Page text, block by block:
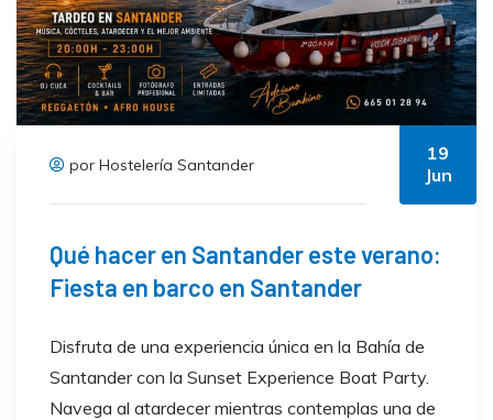
por Hostelería Santander
19
Jun
Qué hacer en Santander este verano:
Fiesta en barco en Santander
Disfruta de una experiencia única en la Bahía de
Santander con la Sunset Experience Boat Party.
Navega al atardecer mientras contemplas una de